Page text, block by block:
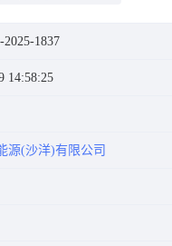
1837
14:58:25
源(沙洋)有限公司